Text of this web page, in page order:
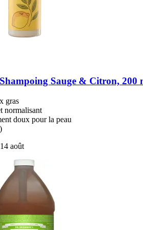
Shampoing Sauge & Citron, 200
gras
normalisant
doux pour la peau
août